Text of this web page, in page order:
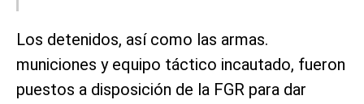
Los detenidos, así como las armas.
municiones y equipo táctico incautado, fueron
puestos a disposición de la FGR para dar